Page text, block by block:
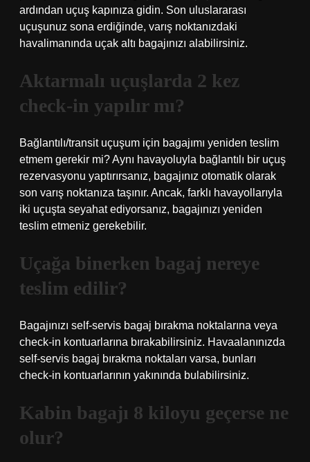
ardından uçuş kapınıza gidin. Son uluslararası
uçuşunuz sona erdiğinde, varış noktanızdaki
havalimanında uçak altı bagajınızı alabilirsiniz.
Aktarmalı uçuşlarda 2 kez
check-in yapılır mı?
Bağlantılı/transit uçuşum için bagajımı yeniden teslim
etmem gerekir mi? Aynı havayoluyla bağlantılı bir uçuş
rezervasyonu yaptırırsanız, bagajınız otomatik olarak
son varış noktanıza taşınır. Ancak, farklı havayollarıyla
iki uçuşta seyahat ediyorsanız, bagajınızı yeniden
teslim etmeniz gerekebilir.
Uçağa binerken bagaj nereye
teslim edilir?
Bagajınızı self-servis bagaj bırakma noktalarına veya
check-in kontuarlarına bırakabilirsiniz. Havaalanınızda
self-servis bagaj bırakma noktaları varsa, bunları
check-in kontuarlarının yakınında bulabilirsiniz.
Kabin bagajı 8 kiloyu geçerse ne
olur?